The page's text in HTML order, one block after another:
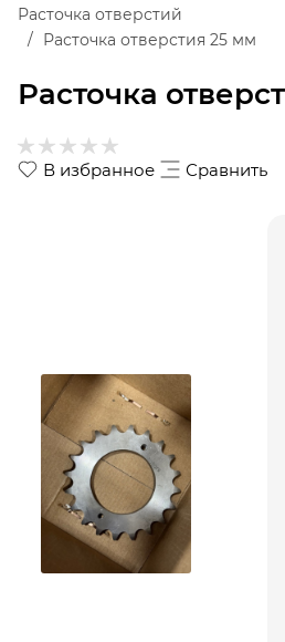
Расточка
Расточка отверстий
Расточка отверстия 25 мм
В избранное Сравнить